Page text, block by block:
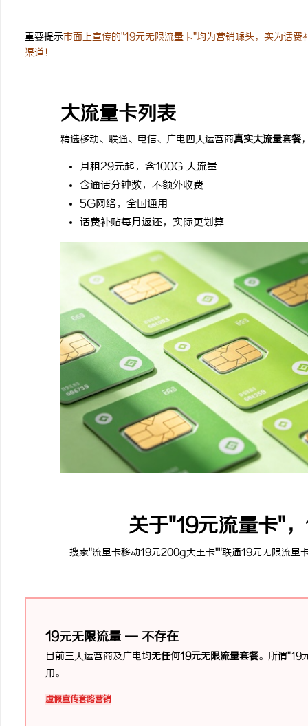
重要提示市面上宣传的"19元无限流量卡"均为营销噱头，实为话
渠道！
大流量卡列表
精选移动、联通、电信、广电四大运营商真实大流量套餐
月租29元起，含100G 大流量
含通话分钟数，不额外收费
5G网络，全国通用
话费补贴每月返还，实际更划算
关于"19元流量卡"
搜索"流量卡移动19元200g大王卡""联通19元无限流量
19元无限流量 — 不存在
目前三大运营商及广电均无任何19元无限流量套餐。所谓"19
用。
虚假宣传套路营销